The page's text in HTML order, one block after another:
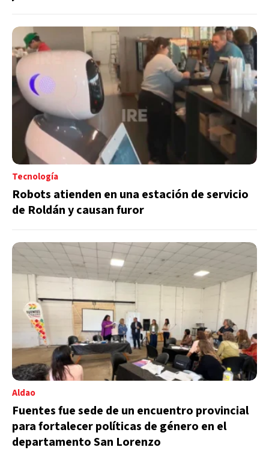
Tecnología
Robots atienden en una estación de servicio
de Roldán y causan furor
Aldao
Fuentes fue sede de un encuentro provincial
para fortalecer políticas de género en el
departamento San Lorenzo